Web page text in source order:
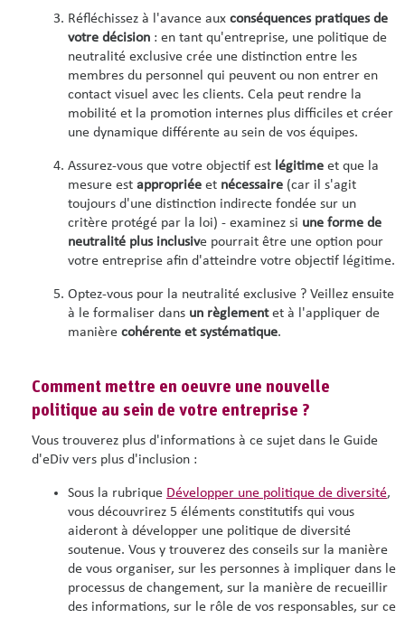
Réfléchissez à l'avance aux conséquences pratiques de
votre décision : en tant qu'entreprise, une politique de
neutralité exclusive crée une distinction entre les
membres du personnel qui peuvent ou non entrer en
contact visuel avec les clients. Cela peut rendre la
mobilité et la promotion internes plus difficiles et créer
une dynamique différente au sein de vos équipes.
Assurez-vous que votre objectif est légitime et que la
mesure est appropriée et nécessaire (car il s'agit
toujours d'une distinction indirecte fondée sur un
critère protégé par la loi) - examinez si une forme de
neutralité plus inclusive pourrait être une option pour
votre entreprise afin d'atteindre votre objectif légitime.
Optez-vous pour la neutralité exclusive ? Veillez ensuite
à le formaliser dans un règlementet à l'appliquer de
manière cohérente et systématique.
Comment mettre en oeuvre une nouvelle
politique au sein de votre entreprise ?
Vous trouverez plus d'informations à ce sujet dans le Guide
d'eDiv vers plus d'inclusion :
Sous la rubrique Développer une politique de diversité,
vous découvrirez 5 éléments constitutifs qui vous
aideront à développer une politique de diversité
soutenue. Vous y trouverez des conseils sur la manière
de vous organiser, sur les personnes à impliquer dans le
processus de changement, sur la manière de recueillir
des informations, sur le rôle de vos responsables, sur ce